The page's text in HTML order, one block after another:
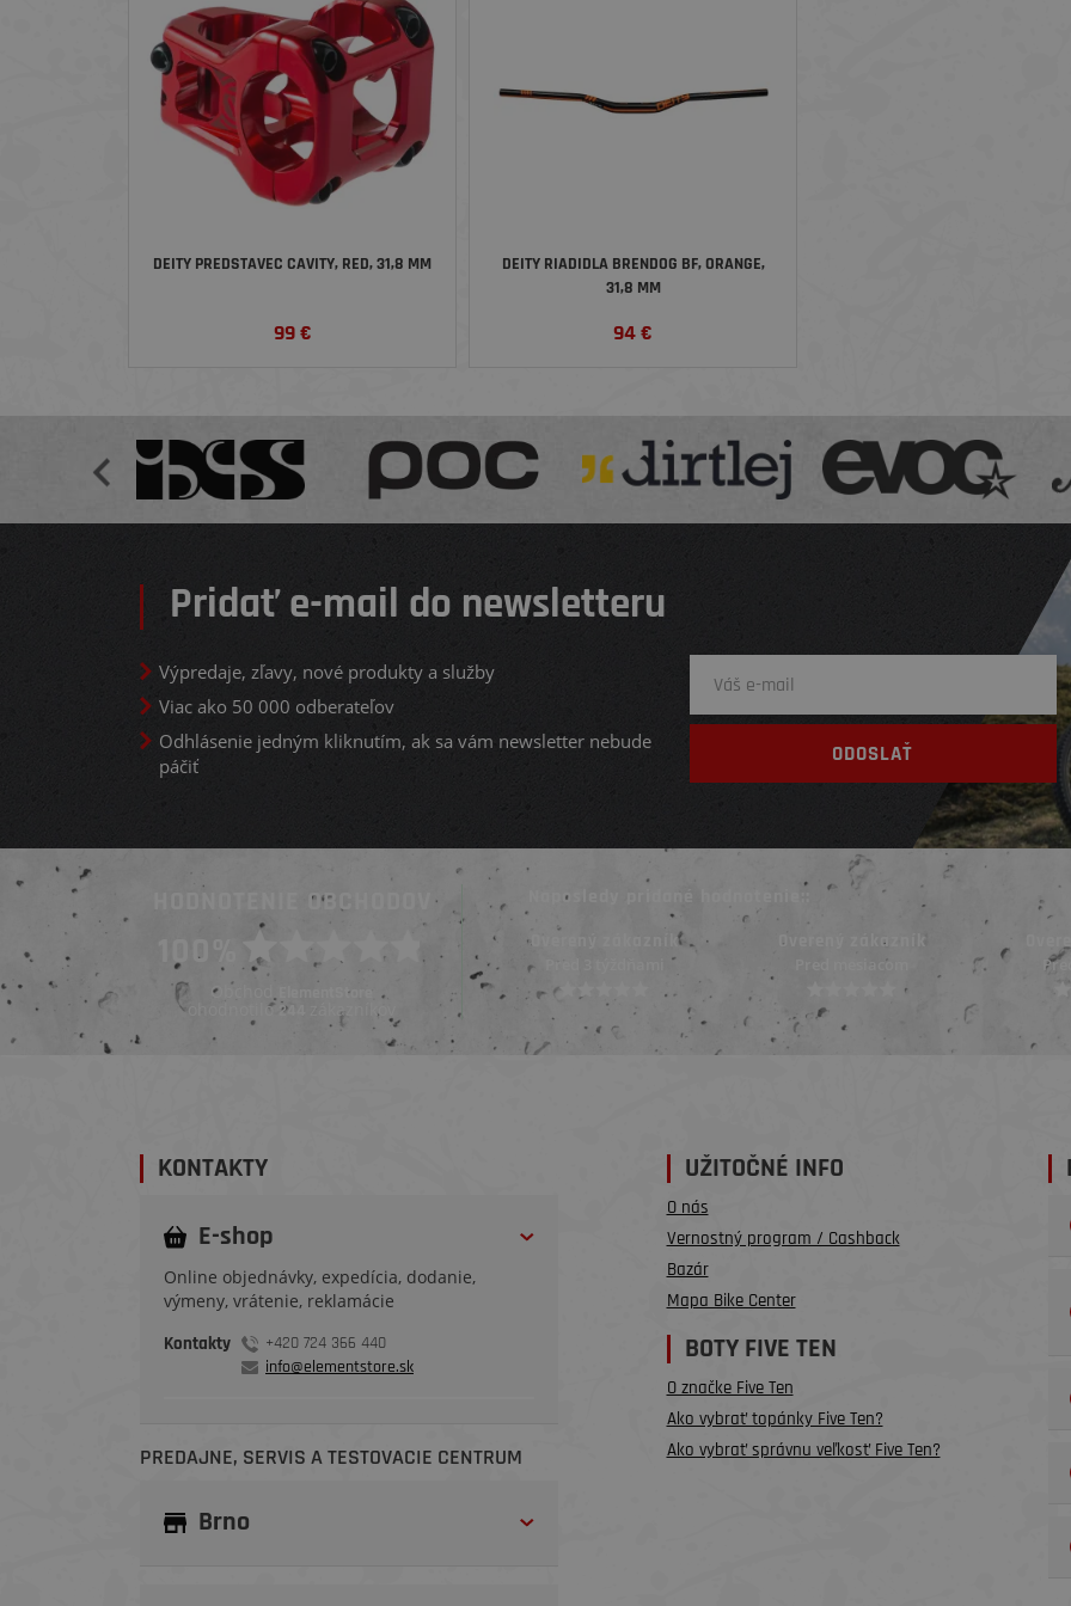
DEITY PREDSTAVEC CAVITY, RED, 31,8 MM
99€
DEITY RIADIDLA BRENDOG BF, ORANGE,
31,8 MM
94€
Pridať e-mail do newsletteru
Výpredaje, zľavy, nové produkty a služby
Viac ako 50 000 odberateľov
Odhlásenie jedným kliknutím, ak sa vám newsletter nebude
páčiť
HODNOTENIE OBCHODOV
100%
Obchod ElementStore
ohodnotilo 244 zákazníkov
Naposledy pridané hodnotenie::
Pred 4 dňami Pred 3 týždňami
Overený zákazník Overený zákazník
Pred mesiacom
KONTAKTY
E-shop
Online objednávky, expedícia, dodanie,
výmeny, vrátenie, reklamácie
Kontakty
+420 724 366 440
info@elementstore.sk
PREDAJNE, SERVIS A TESTOVACIE CENTRUM
Brno
UŽITOČNÉ INFO
O nás
Vernostný program / Cashback
Bazár
Mapa Bike Center
BOTY FIVE TEN
O značke Five Ten
Ako vybrať topánky Five Ten?
Ako vybrať správnu veľkosť Five Ten?